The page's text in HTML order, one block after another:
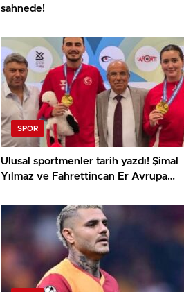
sahnede!
SPOR
Ulusal sportmenler tarih yazdı! Şimal
Yılmaz ve Fahrettincan Er Avrupa